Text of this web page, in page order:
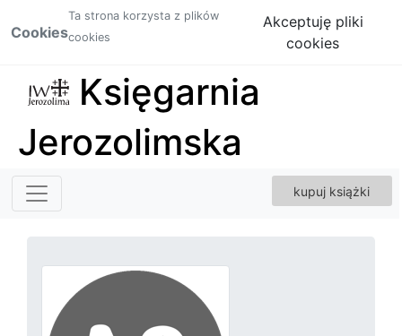
Cookies
Ta strona korzysta z plików
cookies
Akceptuję pliki
cookies
Księgarnia
Jerozolimska
kupuj książki